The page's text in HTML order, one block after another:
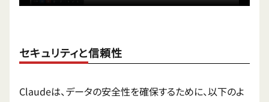
セキュリティと信頼性
Claudeは、データの安全性を確保するために、以下のよ